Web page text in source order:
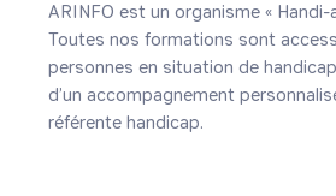
ARINFO est un organisme « Handi-
Toutes nos formations sont
personnes en situation de
d’un accompagnement
référente handicap.